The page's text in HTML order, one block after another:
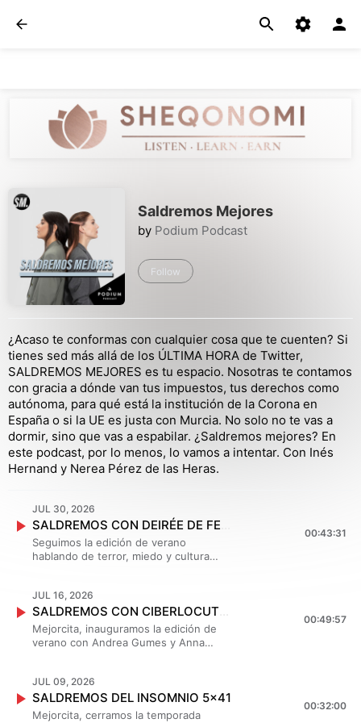
Saldremos Mejores
by Podium Podcast
Follow
¿Acaso te conformas con cualquier cosa que te cuenten? Si
tienes sed más allá de los ÚLTIMA HORA de Twitter,
SALDREMOS MEJORES es tu espacio. Nosotras te contamos
con gracia a dónde van tus impuestos, tus derechos como
autónoma, para qué está la institución de la Corona en
España o si la UE es justa con Murcia. No solo no te vas a
dormir, sino que vas a espabilar. ¿Saldremos mejores? En
este podcast, por lo menos, lo vamos a intentar. Con Inés
Hernand y Nerea Pérez de las Heras.
JUL 30, 2026
Seguimos la edición de verano
hablando de terror, miedo y cultura
especialistas en fantástico y terror de
nuestro país. Autora de Reina del
grito y de la reciente novela No la
dejes sola, lleva años explorando qué
nos asusta y por qué. Hablamos
fantasmas, de cine y de cómo el terror
funciona muchas veces como un
espejo del momento histórico que
00:43:31
JUL 16, 2026
Mejorcita, inauguramos la edición de
verano con Andrea Gumes y Anna
que mejor ha sabido capturar las
obsesiones, contradicciones y neurosis
de una generación criada entre
00:49:57
JUL 09, 2026
SALDREMOS DEL INSOMNIO 5x41
Mejorcita, cerramos la temporada
00:32:00